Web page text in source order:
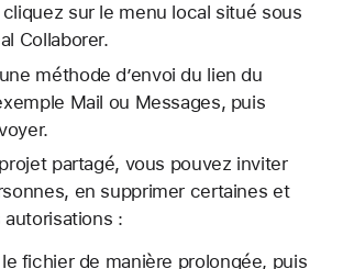
sur le menu local situé sous
Collaborer.
méthode d’envoi du lien du
Mail ou Messages, puis
partagé, vous pouvez inviter
en supprimer certaines et
:
fichier de manière prolongée, puis